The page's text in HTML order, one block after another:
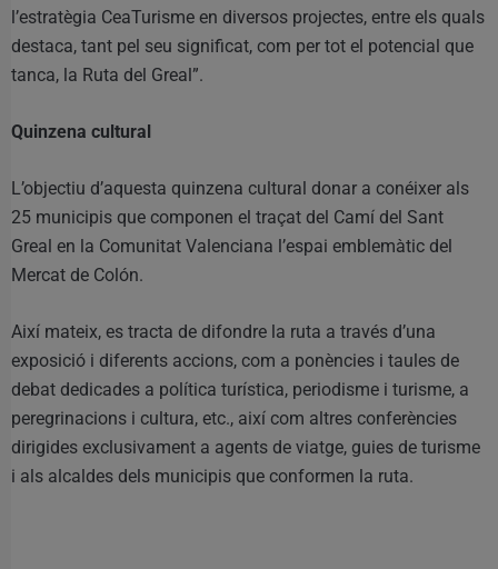
l’estratègia CeaTurisme en diversos projectes, entre els quals
destaca, tant pel seu significat, com per tot el potencial que
tanca, la Ruta del Greal”.
Quinzena cultural
L’objectiu d’aquesta quinzena cultural donar a conéixer als
25 municipis que componen el traçat del Camí del Sant
Greal en la Comunitat Valenciana l’espai emblemàtic del
Mercat de Colón.
Així mateix, es tracta de difondre la ruta a través d’una
exposició i diferents accions, com a ponències i taules de
debat dedicades a política turística, periodisme i turisme, a
peregrinacions i cultura, etc., així com altres conferències
dirigides exclusivament a agents de viatge, guies de turisme
i als alcaldes dels municipis que conformen la ruta.